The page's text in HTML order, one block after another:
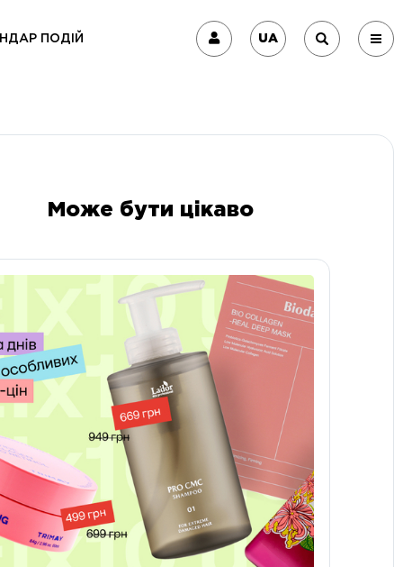
ПОДІЙ UA
Може бути цікаво